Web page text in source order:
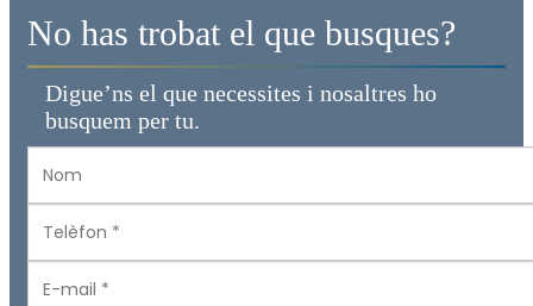
No has trobat el que busques?
Digue’ns el que necessites i nosaltres ho
busquem per tu.